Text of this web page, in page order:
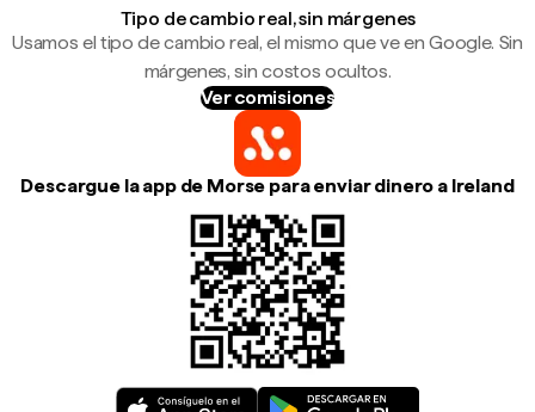
Tipo de cambio real, sin márgenes
Usamos el tipo de cambio real, el mismo que ve en Google. Sin
márgenes, sin costos ocultos.
Ver comisiones
Descargue la app de Morse para enviar dinero a Ireland